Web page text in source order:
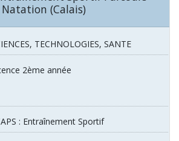
Natation (Calais)
TECHNOLOGIES, SANTE
2ème année
: Entraînement Sportif